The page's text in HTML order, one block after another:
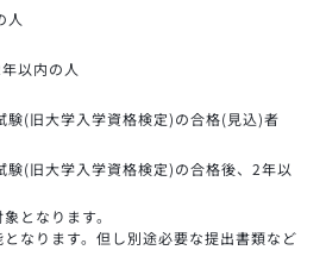
人
以内の人
験(旧大学入学資格検定)の合格(見込)者
験(旧大学入学資格検定)の合格後、2年以
となります。
なります。但し別途必要な提出書類など